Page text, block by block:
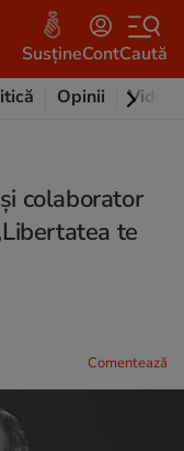
SusțineContCaută
Opinii Video
colaborator
te
Comentează